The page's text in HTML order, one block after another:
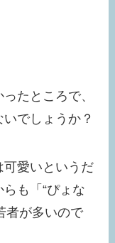
たところで、
でしょうか？
可愛いというだ
も「“ぴょな
者が多いので